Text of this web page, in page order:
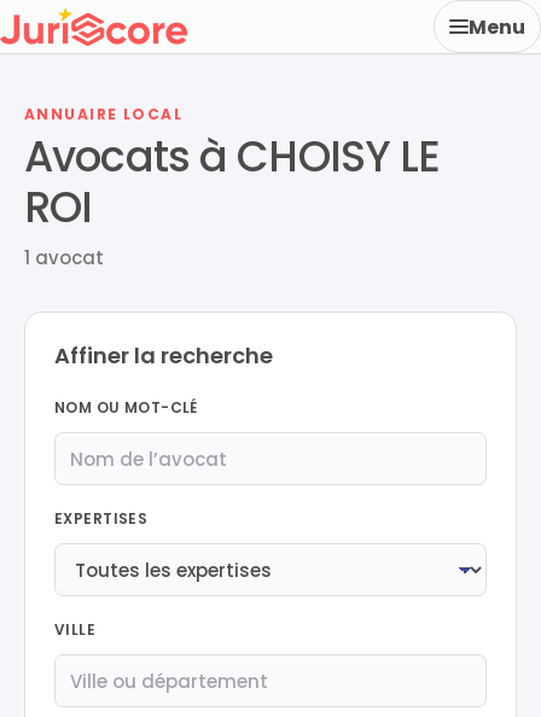
Menu
ANNUAIRE LOCAL
Avocats à CHOISY LE
ROI
1 avocat
Affiner la recherche
NOM OU MOT-CLÉ
EXPERTISES
VILLE